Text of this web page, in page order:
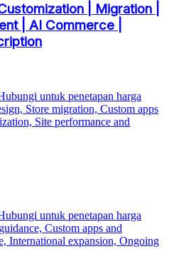
| Migration |
| AI Commerce |
untuk penetapan harga
Store migration, Custom apps
Site performance and
untuk penetapan harga
Custom apps and
International expansion, Ongoing